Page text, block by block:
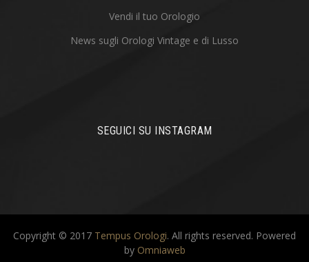
Vendi il tuo Orologio
News sugli Orologi Vintage e di Lusso
SEGUICI SU INSTAGRAM
Copyright © 2017 Tempus Orologi. All rights reserved. Powered
by Omniaweb